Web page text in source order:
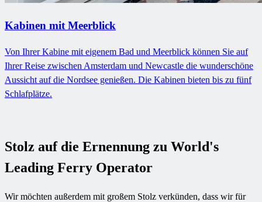
Kabinen mit Meerblick
Von Ihrer Kabine mit eigenem Bad und Meerblick können Sie auf
Ihrer Reise zwischen Amsterdam und Newcastle die wunderschöne
Aussicht auf die Nordsee genießen. Die Kabinen bieten bis zu fünf
Schlafplätze.
Stolz auf die Ernennung zu World's
Leading Ferry Operator
Wir möchten außerdem mit großem Stolz verkünden, dass wir für